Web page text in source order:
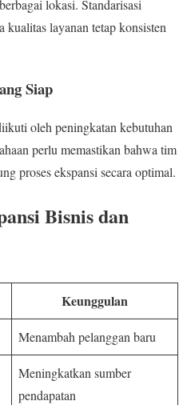
lokasi. Standarisasi
kualitas layanan tetap konsisten
Siap
oleh peningkatan kebutuhan
perlu memastikan bahwa tim
proses ekspansi secara optimal.
Bisnis dan
Keunggulan
Menambah pelanggan baru
Meningkatkan sumber
pendapatan